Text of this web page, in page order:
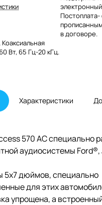
Вт, 65 Гц-20 кГц.
Постоплата-
в договоре.
Характеристики
570 AC специально
аудиосистемы Ford®,
5x7 дюймов, специально
для этих
упрощена, а